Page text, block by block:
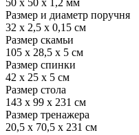
Размер и диаметр поручня
32 х 2,5 х 0,15 см
Размер скамьи
105 х 28,5 х 5 см
Размер спинки
42 х 25 х 5 см
Размер стола
143 х 99 х 231 см
Размер тренажера
20,5 х 70,5 х 231 см